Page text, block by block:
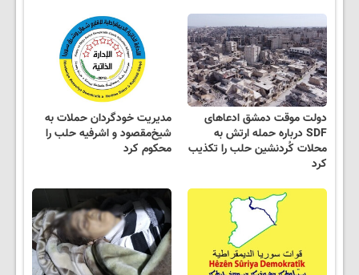
دولت موقت دمشق ادعاهای
SDF درباره حمله ارتش به
محلات کُردنشین حلب را تکذیب
کرد
مدیریت خودگردان حملات به
شیخ‌مقصود و اشرفیه حلب را
محکوم کرد